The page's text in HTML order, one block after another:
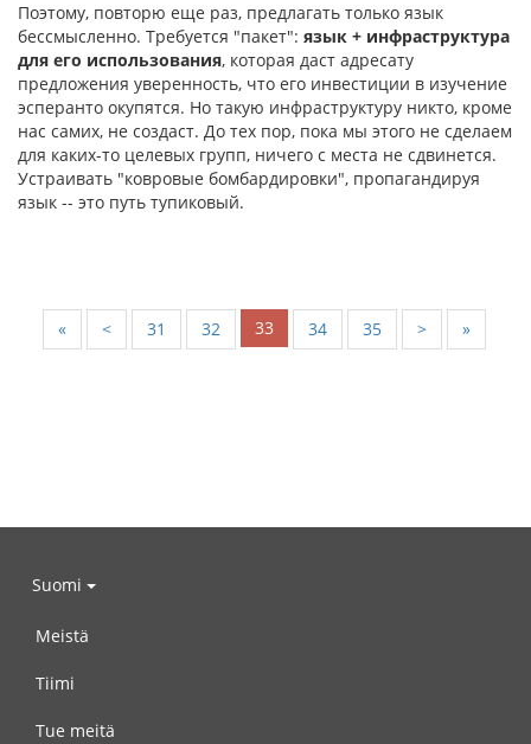
Поэтому, повторю еще раз, предлагать только язык
бессмысленно. Требуется "пакет": язык + инфраструктура
для его использования, которая даст адресату
предложения уверенность, что его инвестиции в изучение
эсперанто окупятся. Но такую инфраструктуру никто, кроме
нас самих, не создаст. До тех пор, пока мы этого не сделаем
для каких-то целевых групп, ничего с места не сдвинется.
Устраивать "ковровые бомбардировки", пропагандируя
язык -- это путь тупиковый.
« < 31 32 33 34 35 > »
Suomi
Meistä
Tiimi
Tue meitä